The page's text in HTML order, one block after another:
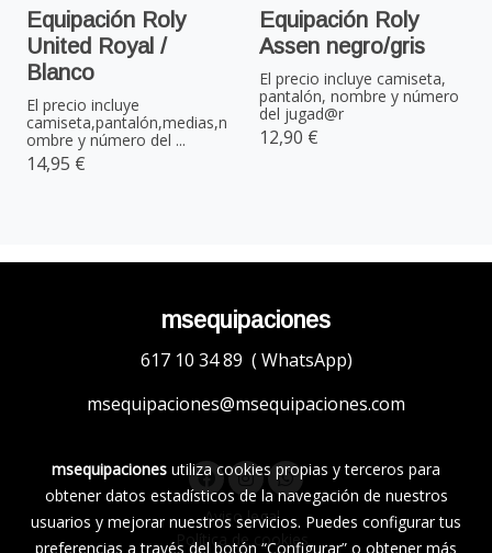
Equipación Roly
United Royal /
Blanco
El precio incluye
camiseta,pantalón,medias,n
ombre y número del ...
14,95 €
Equipación Roly
Assen negro/gris
El precio incluye camiseta,
pantalón, nombre y número
del jugad@r
12,90 €
msequipaciones
617 10 34 89 ( WhatsApp)
msequipaciones@msequipaciones.com
Aviso legal
Política de cookies
msequipaciones utiliza cookies propias y terceros para
obtener datos estadísticos de la navegación de nuestros
usuarios y mejorar nuestros servicios. Puedes configurar tus
preferencias a través del botón “Configurar” o obtener más